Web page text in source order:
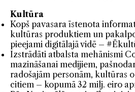
Kultūra
Kopš pavasara īstenota
kultūras produktiem un
pieejami digitālajā vidē –
Izstrādāti atbalsta mehānismi
mazināšanai medijiem,
radošajām personām, kultūras
citiem – kopumā 32 milj. eiro